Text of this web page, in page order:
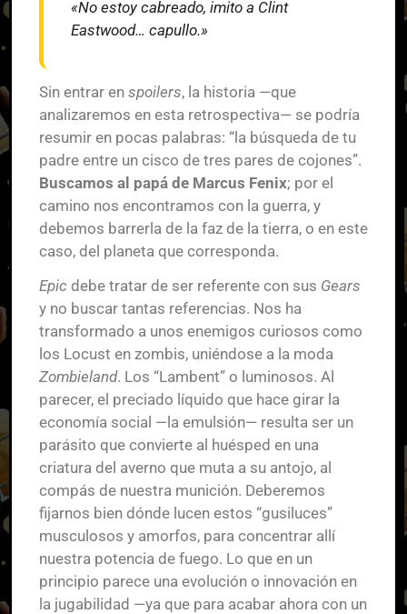
«No estoy cabreado, imito a Clint
Eastwood… capullo.»
Sin entrar en spoilers, la historia —que
analizaremos en esta retrospectiva— se podría
resumir en pocas palabras: “la búsqueda de tu
padre entre un cisco de tres pares de cojones”.
Buscamos al papá de Marcus Fenix; por el
camino nos encontramos con la guerra, y
debemos barrerla de la faz de la tierra, o en este
caso, del planeta que corresponda.
Epicdebe tratar de ser referente con sus Gears
y no buscar tantas referencias. Nos ha
transformado a unos enemigos curiosos como
los Locust en zombis, uniéndose a la moda
Zombieland. Los “Lambent” o luminosos. Al
parecer, el preciado líquido que hace girar la
economía social —la emulsión— resulta ser un
parásito que convierte al huésped en una
criatura del averno que muta a su antojo, al
compás de nuestra munición. Deberemos
fijarnos bien dónde lucen estos “gusiluces”
musculosos y amorfos, para concentrar allí
nuestra potencia de fuego. Lo que en un
principio parece una evolución o innovación en
la jugabilidad —ya que para acabar ahora con un